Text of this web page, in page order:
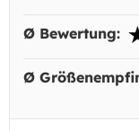
Ø Bewertung:
Ø